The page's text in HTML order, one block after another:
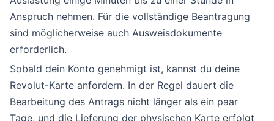
Anspruch nehmen. Für die vollständige Beantragung
sind möglicherweise auch Ausweisdokumente
erforderlich.
Sobald dein Konto genehmigt ist, kannst du deine
Revolut-Karte anfordern. In der Regel dauert die
Bearbeitung des Antrags nicht länger als ein paar
Tage, und die Lieferung der physischen Karte erfolgt